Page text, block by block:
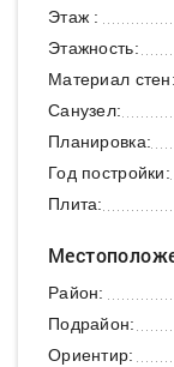
Этаж :
Этажность:
Материал стен:
Санузел:
Планировка:
Год постройки:
Плита:
Район:
Подрайон:
Ориентир: